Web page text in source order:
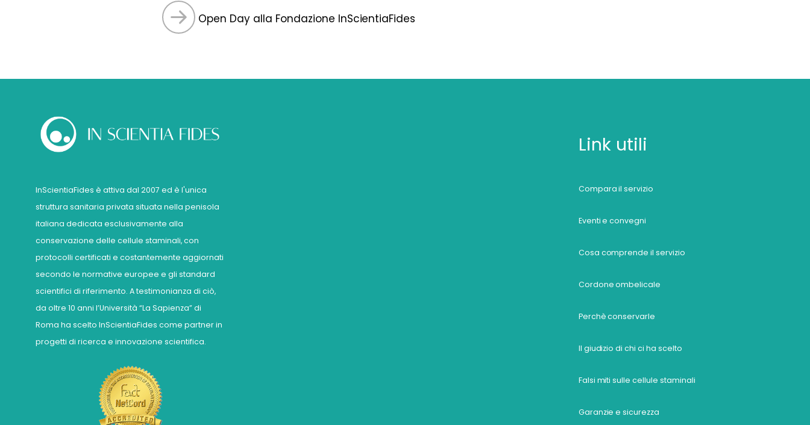
Open Day alla Fondazione InScientiaFides
InScientiaFides è attiva dal 2007 ed è l'unica
struttura sanitaria privata situata nella penisola
italiana dedicata esclusivamente alla
conservazione delle cellule staminali, con
protocolli certificati e costantemente aggiornati
secondo le normative europee e gli standard
scientifici di riferimento. A testimonianza di ciò,
da oltre 10 anni l’Università “La Sapienza” di
Roma ha scelto InScientiaFides come partner in
progetti di ricerca e innovazione scientifica.
Link utili
Compara il servizio
Eventi e convegni
Cosa comprende il servizio
Cordone ombelicale
Perchè conservarle
Il giudizio di chi ci ha scelto
Falsi miti sulle cellule staminali
Garanzie e sicurezza